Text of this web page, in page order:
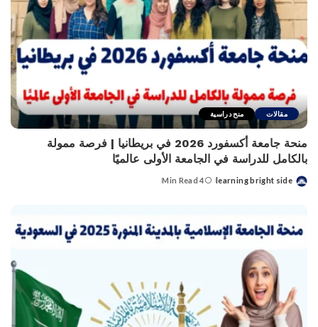
مقالات منح دراسية
منحة جامعة أكسفورد 2026 في بريطانيا | فرصة ممولة
بالكامل للدراسة في الجامعة الأولى عالميًا
Posted
learning bright side
4 Min Read